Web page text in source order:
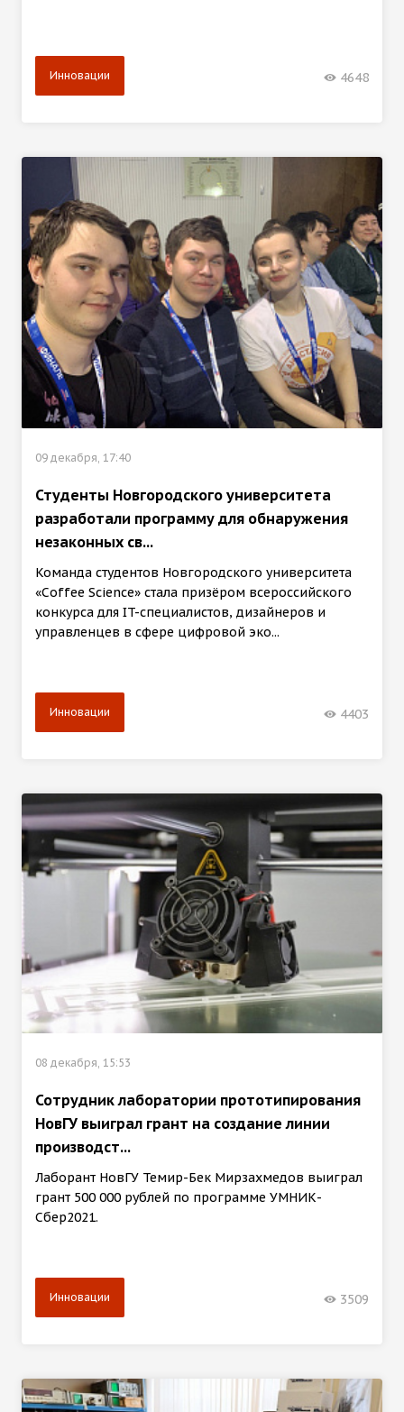
Инновации 4648
09 декабря, 17:40
Студенты Новгородского университета
разработали программу для обнаружения
незаконных св...
Команда студентов Новгородского университета
«Coffee Science» стала призёром всероссийского
конкурса для IT-специалистов, дизайнеров и
управленцев в сфере цифровой эко...
Инновации 4403
08 декабря, 15:53
Сотрудник лаборатории прототипирования
НовГУ выиграл грант на создание линии
производст...
Лаборант НовГУ Темир-Бек Мирзахмедов выиграл
грант 500 000 рублей по программе УМНИК-
Сбер2021.
Инновации 3509